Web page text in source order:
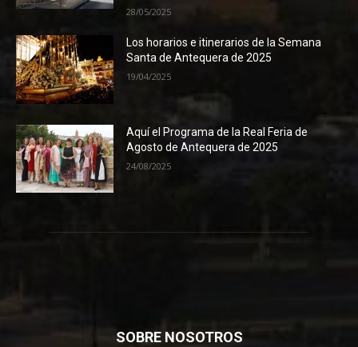
28/05/2025
Los horarios e itinerarios de la Semana
Santa de Antequera de 2025
19/04/2025
Aquí el Programa de la Real Feria de
Agosto de Antequera de 2025
24/08/2025
SOBRE NOSOTROS